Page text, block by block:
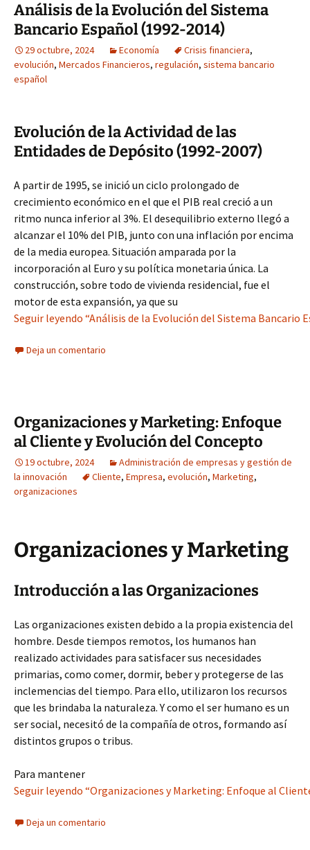
Análisis de la Evolución del Sistema
Bancario Español (1992-2014)
29 octubre, 2024 Economía Crisis financiera,
evolución, Mercados Financieros, regulación, sistema bancario
español
Evolución de la Actividad de las
Entidades de Depósito (1992-2007)
A partir de 1995, se inició un ciclo prolongado de
crecimiento económico en el que el PIB real creció a un
ritmo nunca inferior al 3%. El desequilibrio externo llegó a
alcanzar el 10% del PIB, junto con una inflación por encima
de la media europea. Situación amparada por la
incorporación al Euro y su política monetaria única. La
construcción, sobre todo de vivienda residencial, fue el
motor de esta expansión, ya que su
Seguir leyendo “Análisis de la Evolución del Sistema Bancario
Deja un comentario
Organizaciones y Marketing: Enfoque
al Cliente y Evolución del Concepto
19 octubre, 2024
Administración de empresas y gestión de
la innovación
Cliente, Empresa, evolución, Marketing,
organizaciones
Organizaciones y Marketing
Introducción a las Organizaciones
Las organizaciones existen debido a la propia existencia del
hombre. Desde tiempos remotos, los humanos han
realizado actividades para satisfacer sus necesidades
primarias, como comer, dormir, beber y protegerse de las
inclemencias del tiempo. Para ello, utilizaron los recursos
que les brindaba la naturaleza. Y como el ser humano es un
ser social, necesitó de la compañía de otros, formando así
distintos grupos o tribus.
Para mantener
Seguir leyendo “Organizaciones y Marketing: Enfoque al
Deja un comentario